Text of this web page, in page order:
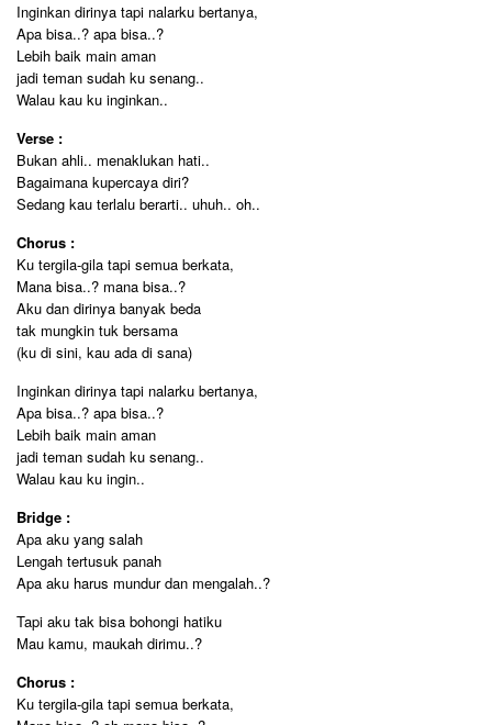
Inginkan dirinya tapi nalarku bertanya,
Apa bisa..? apa bisa..?
Lebih baik main aman
jadi teman sudah ku senang..
Walau kau ku inginkan..
Verse :
Bukan ahli.. menaklukan hati..
Bagaimana kupercaya diri?
Sedang kau terlalu berarti.. uhuh.. oh..
Chorus :
Ku tergila-gila tapi semua berkata,
Mana bisa..? mana bisa..?
Aku dan dirinya banyak beda
tak mungkin tuk bersama
(ku di sini, kau ada di sana)
Inginkan dirinya tapi nalarku bertanya,
Apa bisa..? apa bisa..?
Lebih baik main aman
jadi teman sudah ku senang..
Walau kau ku ingin..
Bridge :
Apa aku yang salah
Lengah tertusuk panah
Apa aku harus mundur dan mengalah..?
Tapi aku tak bisa bohongi hatiku
Mau kamu, maukah dirimu..?
Chorus :
Ku tergila-gila tapi semua berkata,